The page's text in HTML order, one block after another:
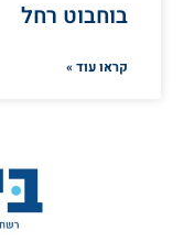
בוחבוט רחל
קראו עוד »